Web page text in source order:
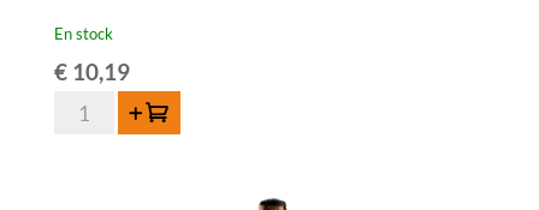
En stock
€10,19
quantité
Ajouter au panier